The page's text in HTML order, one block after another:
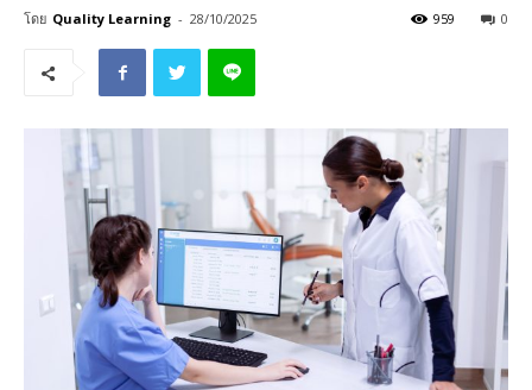
โดย Quality Learning - 28/10/2025 0
959